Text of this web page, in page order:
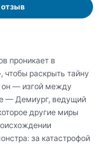
проникает в
чтобы раскрыть тайну
— изгой между
— Демиург, ведущий
другие миры
за катастрофой